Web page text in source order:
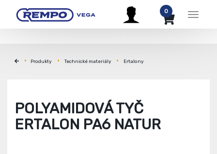
Menu
0
Produkty Technické materiály Ertalony
POLYAMIDOVÁ TYČ
ERTALON PA6 NATUR